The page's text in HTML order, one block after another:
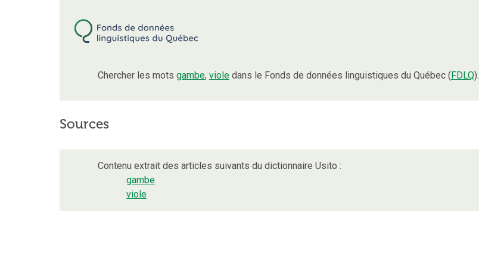
Chercher les mots gambe, violedans le Fonds de données linguistiques du Québec (FDLQ).
Sources
Contenu extrait des articles suivants du dictionnaire Usito :
gambe
viole